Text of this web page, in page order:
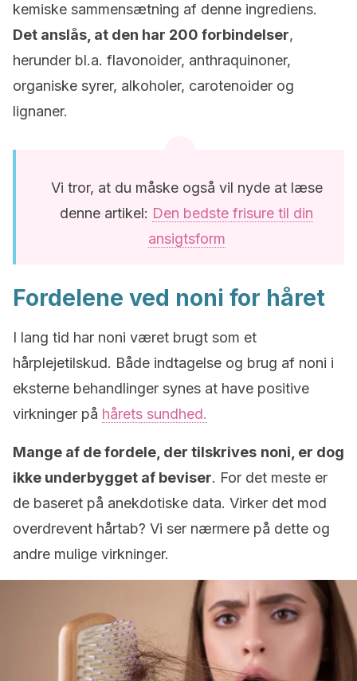
kemiske sammensætning af denne ingrediens.
Det anslås, at den har 200 forbindelser,
herunder bl.a. flavonoider, anthraquinoner,
organiske syrer, alkoholer, carotenoider og
lignaner.
Vi tror, at du måske også vil nyde at læse
denne artikel: Den bedste frisure til din
ansigtsform
Fordelene ved noni for håret
I lang tid har noni været brugt som et
hårplejetilskud. Både indtagelse og brug af noni i
eksterne behandlinger synes at have positive
virkninger på hårets sundhed.
Mange af de fordele, der tilskrives noni, er dog
ikke underbygget af beviser. For det meste er
de baseret på anekdotiske data. Virker det mod
overdrevent hårtab? Vi ser nærmere på dette og
andre mulige virkninger.